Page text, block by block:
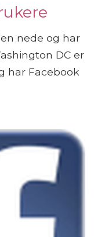
nede og har
DC er
har Facebook